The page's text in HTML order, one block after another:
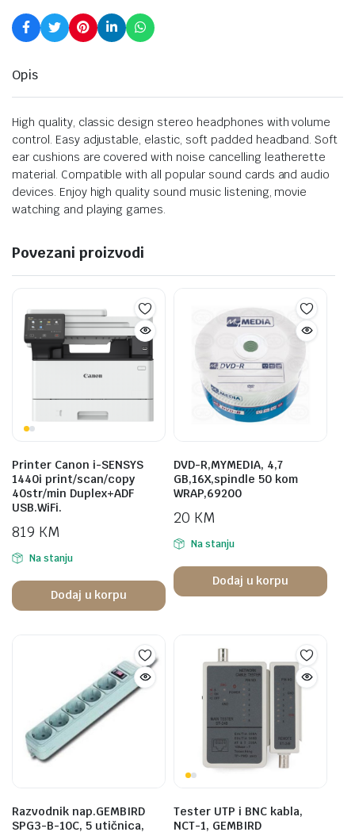
Opis
High quality, classic design stereo headphones with volume
control. Easy adjustable, elastic, soft padded headband. Soft
ear cushions are covered with noise cancelling leatherette
material. Compatible with all popular sound cards and audio
devices. Enjoy high quality sound music listening, movie
watching and playing games.
Povezani proizvodi
Printer Canon i-SENSYS
1440i print/scan/copy
40str/min Duplex+ADF
USB.WiFi.
819 KM
Na stanju
Dodaj u korpu
DVD-R,MYMEDIA, 4,7
GB,16X,spindle 50 kom
WRAP,69200
20 KM
Na stanju
Dodaj u korpu
Razvodnik nap.GEMBIRD
SPG3-B-10C, 5 utičnica,
Tester UTP i BNC kabla,
NCT-1, GEMBIRD